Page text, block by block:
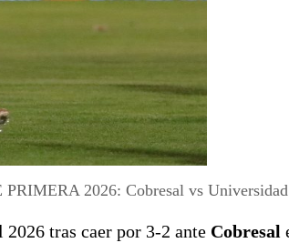
2026: Cobresal vs
tras caer por 3-2 ante Cobresal